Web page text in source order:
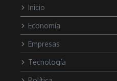
Inicio
Economía
Empresas
Tecnología